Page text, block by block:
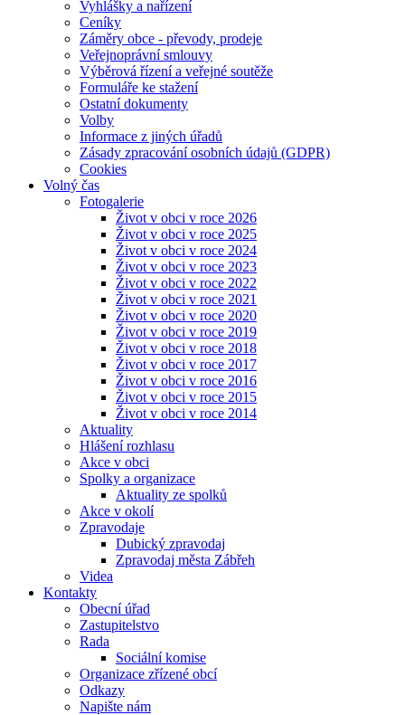
Vyhlášky a nařízení
Ceníky
Záměry obce - převody, prodeje
Veřejnoprávní smlouvy
Výběrová řízení a veřejné soutěže
Formuláře ke stažení
Ostatní dokumenty
Volby
Informace z jiných úřadů
Zásady zpracování osobních údajů (GDPR)
Cookies
Volný čas
Fotogalerie
Život v obci v roce 2026
Život v obci v roce 2025
Život v obci v roce 2024
Život v obci v roce 2023
Život v obci v roce 2022
Život v obci v roce 2021
Život v obci v roce 2020
Život v obci v roce 2019
Život v obci v roce 2018
Život v obci v roce 2017
Život v obci v roce 2016
Život v obci v roce 2015
Život v obci v roce 2014
Aktuality
Hlášení rozhlasu
Akce v obci
Spolky a organizace
Aktuality ze spolků
Akce v okolí
Zpravodaje
Dubický zpravodaj
Zpravodaj města Zábřeh
Videa
Kontakty
Obecní úřad
Zastupitelstvo
Rada
Sociální komise
Organizace zřízené obcí
Odkazy
Napište nám